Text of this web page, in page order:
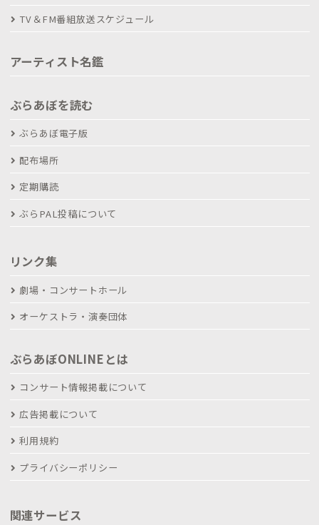
TV＆FM番組放送スケジュール
アーティスト名鑑
ぶらあぼを読む
ぶらあぼ電子版
配布場所
定期購読
ぶらPAL投稿について
リンク集
劇場・コンサートホール
オーケストラ・演奏団体
ぶらあぼONLINEとは
コンサート情報掲載について
広告掲載について
利用規約
プライバシーポリシー
関連サービス